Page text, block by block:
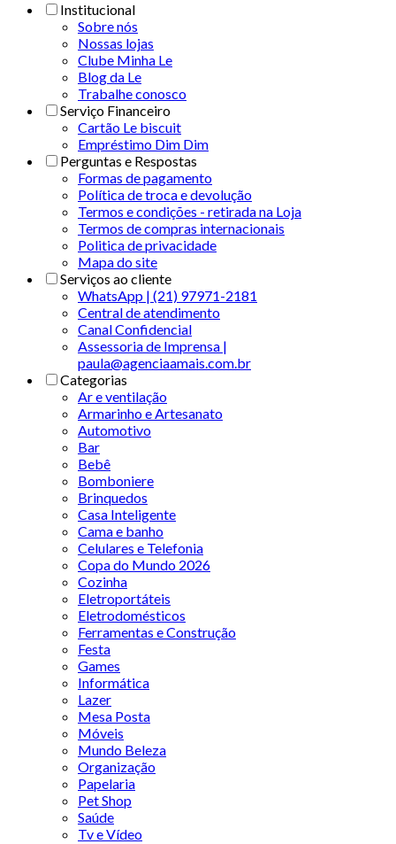
Institucional
Sobre nós
Nossas lojas
Clube Minha Le
Blog da Le
Trabalhe conosco
Serviço Financeiro
Cartão Le biscuit
Empréstimo Dim Dim
Perguntas e Respostas
Formas de pagamento
Política de troca e devolução
Termos e condições - retirada na Loja
Termos de compras internacionais
Politica de privacidade
Mapa do site
Serviços ao cliente
WhatsApp | (21) 97971-2181
Central de atendimento
Canal Confidencial
Assessoria de Imprensa |
paula@agenciaamais.com.br
Categorias
Ar e ventilação
Armarinho e Artesanato
Automotivo
Bar
Bebê
Bomboniere
Brinquedos
Casa Inteligente
Cama e banho
Celulares e Telefonia
Copa do Mundo 2026
Cozinha
Eletroportáteis
Eletrodomésticos
Ferramentas e Construção
Festa
Games
Informática
Lazer
Mesa Posta
Móveis
Mundo Beleza
Organização
Papelaria
Pet Shop
Saúde
Tv e Vídeo